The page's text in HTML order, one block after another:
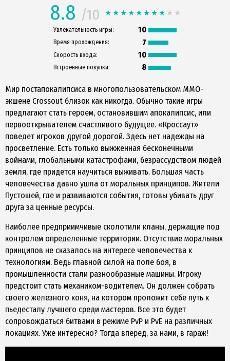
8.8 /10
Увлекательность игры: 10
Время прохождения: 7
Скорость входа: 10
Встроенные покупки: 8
Мир постапокалипсиса в многопользовательском MMO-
экшене Crossout близок как никогда. Обычно такие игры
предлагают стать героем, остановившим апокалипсис, или
первооткрывателем счастливого будущее. «Кроссаут»
поведет игроков другой дорогой. Здесь нет надежды на
просветление. Есть только выжженная бесконечными
войнами, глобальными катастрофами, безрассудством людей
земля, где придется научиться выживать. Большая часть
человечества давно ушла от моральных принципов. Жители
Пустошей, где и развиваются события, готовы убивать друг
друга за ценные ресурсы.
Наиболее предприимчивые сколотили кланы, держащие под
контролем определенные территории. Отсутствие моральных
принципов не сказалось на интересе человечества к
технологиям. Ведь главной силой на поле боя, в
промышленности стали разнообразные машины. Игроку
предстоит стать механиком-водителем. Он должен собрать
своего железного коня, на котором проложит себе путь к
пьедесталу лучшего среди мастеров. Все это будет
сопровождаться битвами в режиме PvP и PvE на различных
локациях. Уже интересно? Тогда вперед, за нами, в гараж!